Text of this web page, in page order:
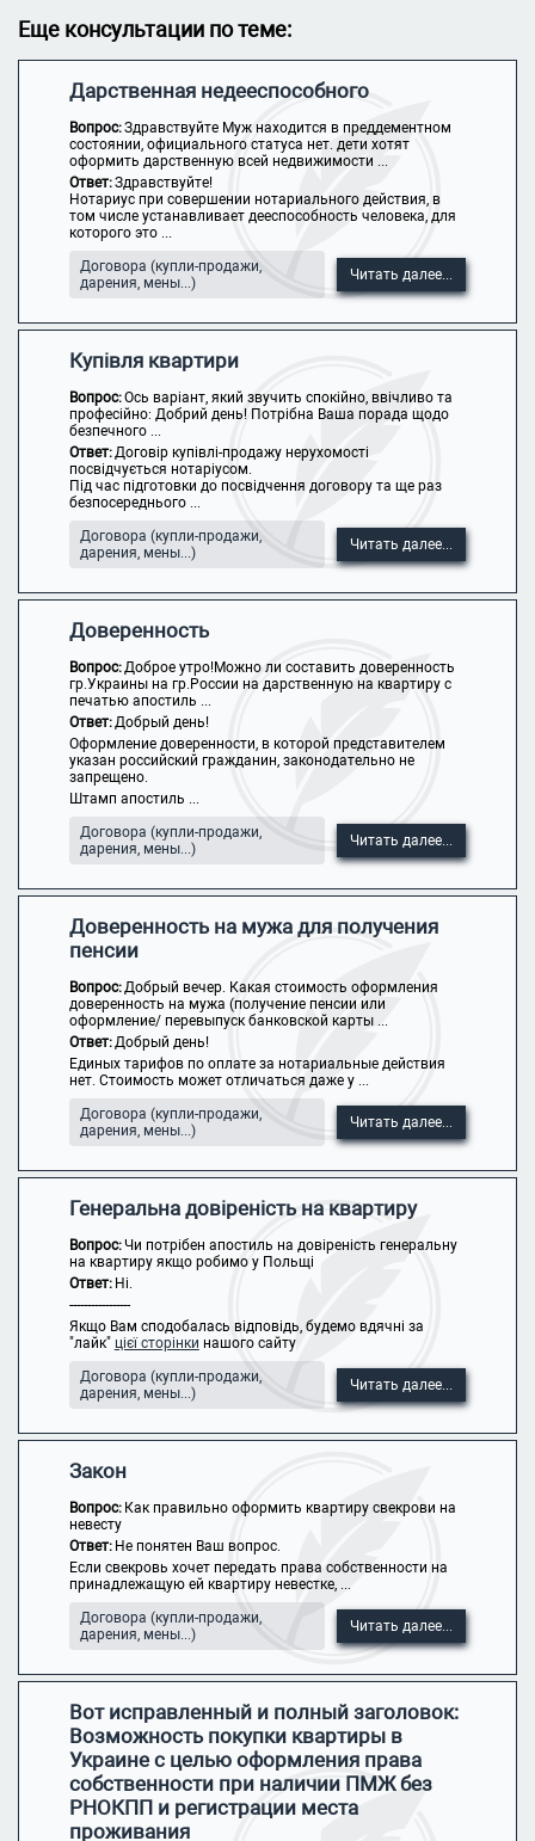
Еще консультации по теме:
Дарственная недееспособного
Вопрос:Здравствуйте Муж находится в преддементном
состоянии, официального статуса нет. дети хотят
оформить дарственную всей недвижимости ...
Ответ:Здравствуйте!
Нотариус при совершении нотариального действия, в
том числе устанавливает дееспособность человека, для
которого это ...
Договора (купли-продажи,
дарения, мены...)
Читать далее...
Купівля квартири
Вопрос:Ось варіант, який звучить спокійно, ввічливо та
професійно: Добрий день! Потрібна Ваша порада щодо
безпечного ...
Ответ:Договір купівлі-продажу нерухомості
посвідчується нотаріусом.
Під час підготовки до посвідчення договору та ще раз
безпосереднього ...
Договора (купли-продажи,
дарения, мены...)
Читать далее...
Доверенность
Вопрос:Доброе утро!Можно ли составить доверенность
гр.Украины на гр.России на дарственную на квартиру с
печатью апостиль ...
Ответ:Добрый день!
Оформление доверенности, в которой представителем
указан российский гражданин, законодательно не
запрещено.
Штамп апостиль ...
Договора (купли-продажи,
дарения, мены...)
Читать далее...
Доверенность на мужа для получения
пенсии
Вопрос:Добрый вечер. Какая стоимость оформления
доверенность на мужа (получение пенсии или
оформление/ перевыпуск банковской карты ...
Ответ:Добрый день!
Единых тарифов по оплате за нотариальные действия
нет. Стоимость может отличаться даже у ...
Договора (купли-продажи,
дарения, мены...)
Читать далее...
Генеральна довіреність на квартиру
Вопрос:Чи потрібен апостиль на довіреність генеральну
на квартиру якщо робимо у Польщі
Ответ: Ні.
-----------------
Якщо Вам сподобалась відповідь, будемо вдячні за
"лайк" цієї сторінки нашого сайту
Договора (купли-продажи,
дарения, мены...)
Читать далее...
Закон
Вопрос: Как правильно оформить квартиру свекрови на
невесту
Ответ: Не понятен Ваш вопрос.
Если свекровь хочет передать права собственности на
принадлежащую ей квартиру невестке, ...
Договора (купли-продажи,
дарения, мены...)
Читать далее...
Вот исправленный и полный заголовок:
Возможность покупки квартиры в
Украине с целью оформления права
собственности при наличии ПМЖ без
РНОКПП и регистрации места
проживания